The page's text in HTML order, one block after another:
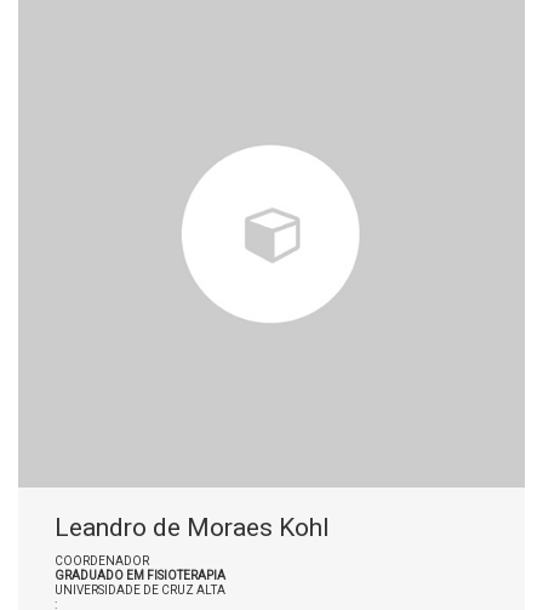
Leandro de Moraes Kohl
COORDENADOR
GRADUADO EM FISIOTERAPIA
UNIVERSIDADE DE CRUZ ALTA
: